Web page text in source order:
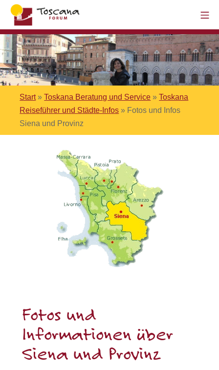
Start»Toskana Beratung und Service »Toskana
Reiseführer und Städte-Infos » Fotos und Infos
Siena und Provinz
Fotos und
Informationen über
Siena und Provinz